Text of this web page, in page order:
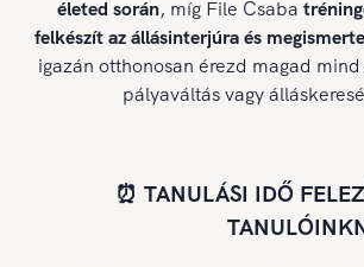
életed során, míg File Csaba
felkészít az állásinterjúra és
igazán otthonosan érezd magad
pályaváltás vagy
⏰ TANULÁSI IDŐ